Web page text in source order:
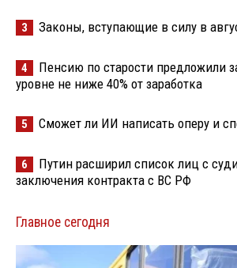
3 Законы, вступающие в силу в
4
Пенсию по старости предложили
уровне не ниже 40% от заработка
5 Сможет ли ИИ написать оперу и
6
Путин расширил список лиц с
заключения контракта с ВС РФ
Главное сегодня